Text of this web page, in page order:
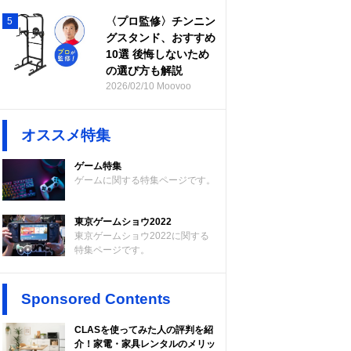
5
〈プロ監修〉チンニン
グスタンド、おすすめ
10選 後悔しないため
の選び方も解説
2026/02/10 Moovoo
オススメ特集
ゲーム特集
ゲームに関する特集ページです。
東京ゲームショウ2022
東京ゲームショウ2022に関する
特集ページです。
Sponsored Contents
CLASを使ってみた人の評判を紹
介！家電・家具レンタルのメリッ